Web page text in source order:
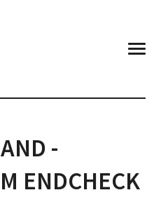
-
ENDCHECK